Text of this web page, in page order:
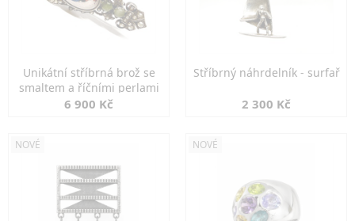
Unikátní stříbrná brož se
smaltem a říčními perlami
6 900 Kč
Stříbrný náhrdelník - surfař
2 300 Kč
NOVÉ NOVÉ